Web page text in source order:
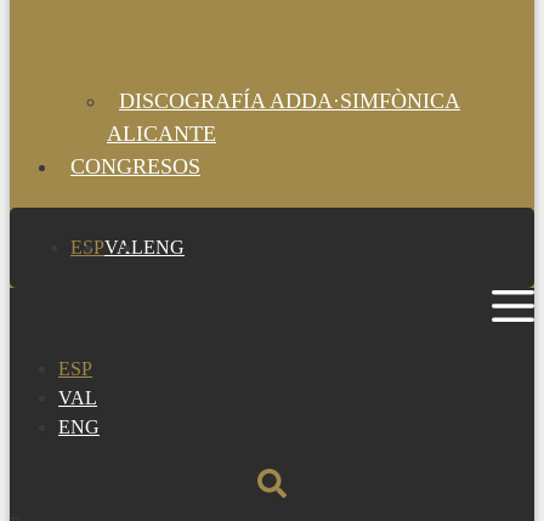
DISCOGRAFÍA ADDA·SIMFÒNICA
ALICANTE
CONGRESOS
ESPVALENG
ESP
VAL
ENG